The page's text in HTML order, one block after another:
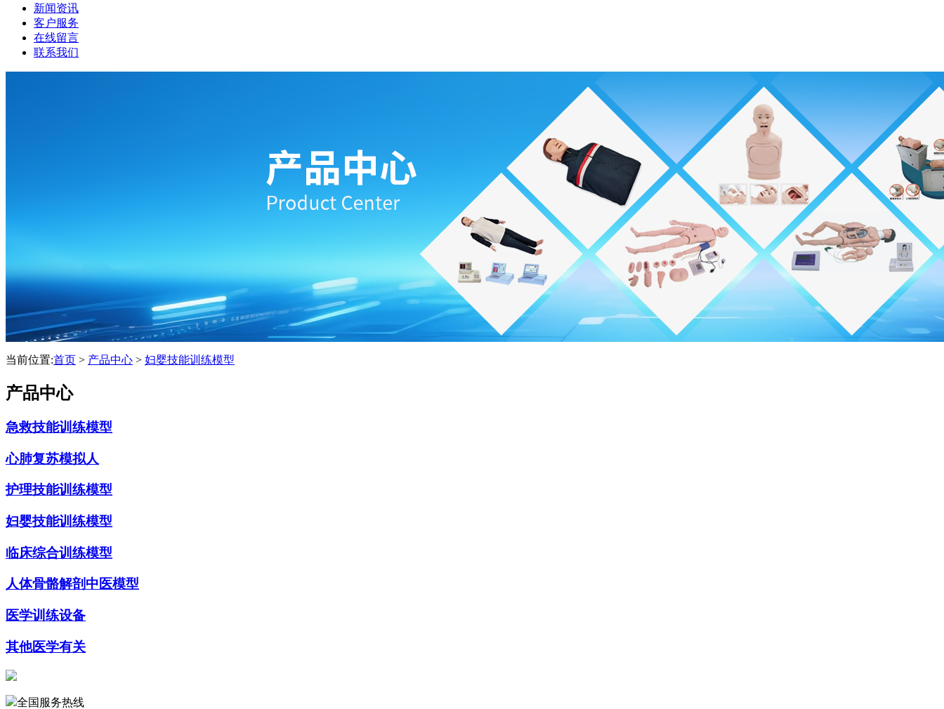
新闻资讯
客户服务
在线留言
联系我们
当前位置:首页 > 产品中心 > 妇婴技能训练模型
产品中心
急救技能训练模型
心肺复苏模拟人
护理技能训练模型
妇婴技能训练模型
临床综合训练模型
人体骨骼解剖中医模型
医学训练设备
其他医学有关
全国服务热线